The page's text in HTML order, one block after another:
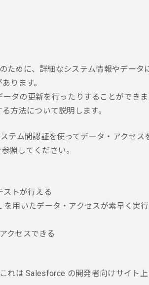
めに、詳細なシステム情報やデータ
ります。
タの更新を行ったりすることができま
方法について説明します。
ム間認証を使ってデータ・アクセス
照してください。
トが行える
用いたデータ・アクセスが素早く実
クセスできる
は Salesforce の開発者向けサイト上